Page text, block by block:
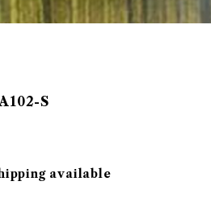
S
available